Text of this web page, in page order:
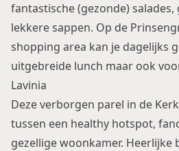
fantastische (gezonde)
lekkere sappen. Op de
shopping area kan je dagelijks
uitgebreide lunch maar ook
Lavinia
Deze verborgen parel in de
tussen een healthy hotspot,
gezellige woonkamer. Heerlijke